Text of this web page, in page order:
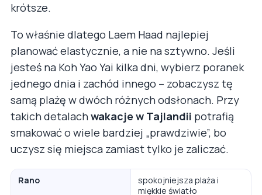
krótsze.
To właśnie dlatego Laem Haad najlepiej
planować elastycznie, a nie na sztywno. Jeśli
jesteś na Koh Yao Yai kilka dni, wybierz poranek
jednego dnia i zachód innego – zobaczysz tę
samą plażę w dwóch różnych odsłonach. Przy
takich detalachwakacje w Tajlandii potrafią
smakować o wiele bardziej „prawdziwie”, bo
uczysz się miejsca zamiast tylko je zaliczać.
Rano
spokojniejsza plaża i
miękkie światło